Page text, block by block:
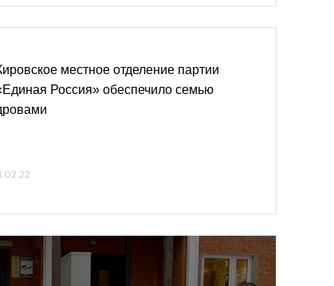
местное отделение партии
Россия» обеспечило семью